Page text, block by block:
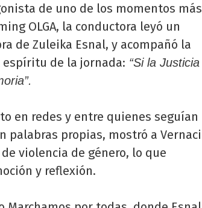
de uno de los momentos más
OLGA, la conductora leyó un
de Zuleika Esnal, y acompañó la
de la jornada: “Si la Justicia
en redes y entre quienes seguían
palabras propias, mostró a Vernaci
violencia de género, lo que
y reflexión.